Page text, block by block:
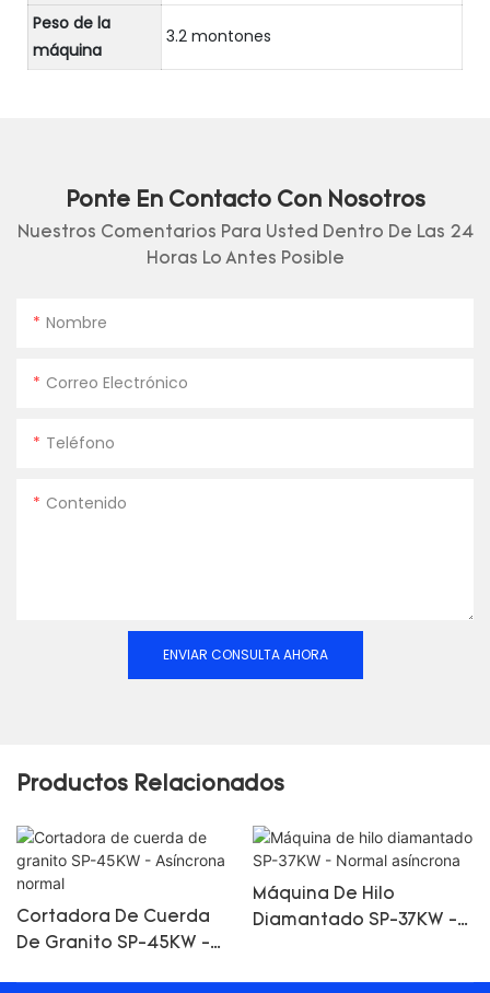
Peso de la
máquina
3.2 montones
Ponte En Contacto Con Nosotros
Nuestros Comentarios Para Usted Dentro De Las 24
Horas Lo Antes Posible
Nombre
Correo Electrónico
Teléfono
Contenido
ENVIAR CONSULTA AHORA
Productos Relacionados
Cortadora De Cuerda
De Granito SP-45KW -
Máquina De Hilo
Diamantado SP-37KW -